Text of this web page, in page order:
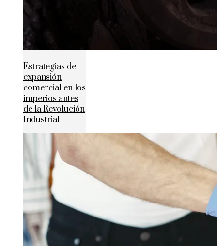
Estrategias de
expansión
comercial en los
imperios antes
de la Revolución
Industrial